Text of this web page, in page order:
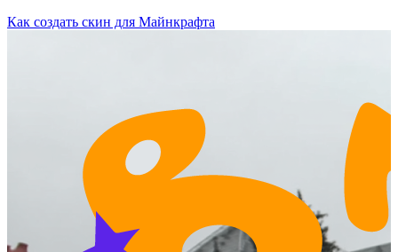
Как создать скин для Майнкрафта